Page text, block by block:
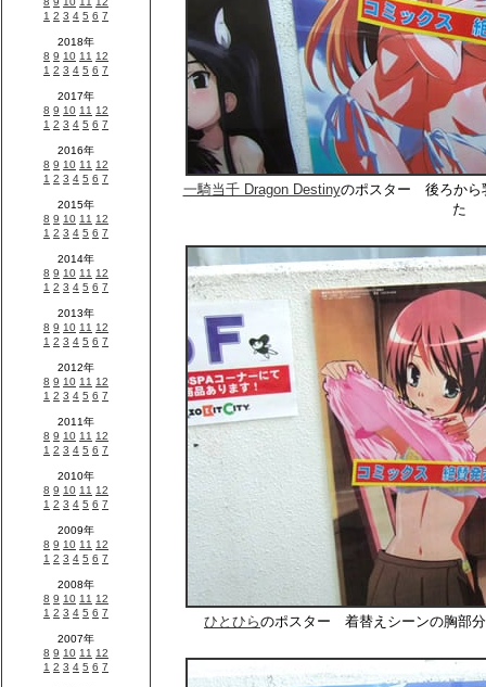
一騎当千 Dragon Destinyのポスター 後ろから
た
ひとひらのポスター 着替えシーンの胸部